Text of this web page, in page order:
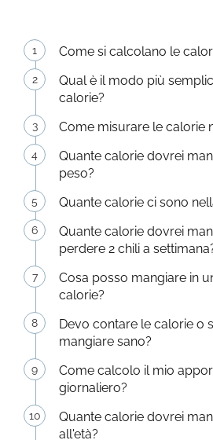
Come si calcolano le
Qual è il modo più
calorie?
Come misurare le calorie
Quante calorie dovrei
peso?
Quante calorie ci sono
Quante calorie dovrei
perdere 2 chili a
Cosa posso mangiare in
calorie?
Devo contare le calorie o
mangiare sano?
Come calcolo il mio
giornaliero?
Quante calorie dovrei
all'età?